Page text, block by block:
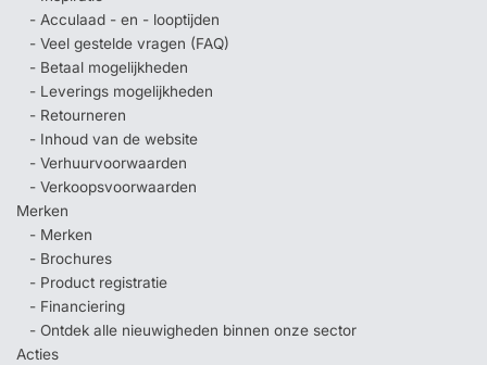
- Acculaad - en - looptijden
- Veel gestelde vragen (FAQ)
- Betaal mogelijkheden
- Leverings mogelijkheden
- Retourneren
- Inhoud van de website
- Verhuurvoorwaarden
- Verkoopsvoorwaarden
Merken
- Merken
- Brochures
- Product registratie
- Financiering
- Ontdek alle nieuwigheden binnen onze sector
Acties